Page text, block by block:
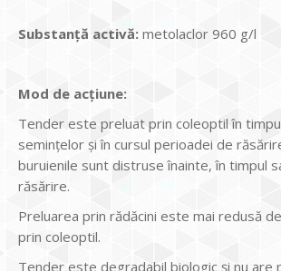
Substanţă activă: metolaclor 960 g/l
Mod de acţiune:
Tender este preluat prin coleoptil în
seminţelor şi în cursul perioadei de
buruienile sunt distruse înainte, în timpul
răsărire.
Preluarea prin rădăcini este mai redusă
prin coleoptil.
Tender este degradabil biologic şi nu are